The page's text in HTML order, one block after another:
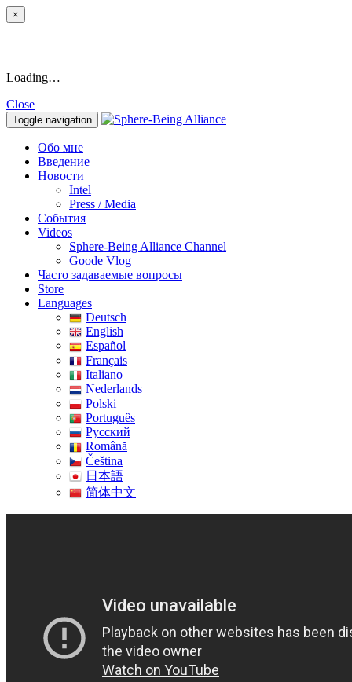
×
Loading…
Close
Toggle navigation
Обо мне
Введение
Новости
Intel
Press / Media
События
Videos
Sphere-Being Alliance Channel
Goode Vlog
Часто задаваемые вопросы
Store
Languages
Deutsch
English
Español
Français
Italiano
Nederlands
Polski
Português
Pусский
Română
Čeština
日本語
简体中文